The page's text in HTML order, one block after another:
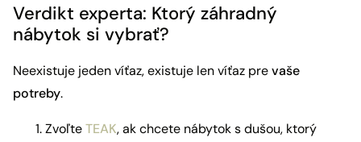
Verdikt experta: Ktorý záhradný
nábytok si vybrať?
Neexistuje jeden víťaz, existuje len víťaz prevaše
potreby.
ZvoľteTEAK, ak chcete nábytok s dušou, ktorý